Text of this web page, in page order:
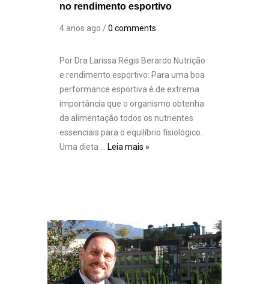
no rendimento esportivo
4 anos ago /0 comments
Por Dra Larissa Régis Berardo Nutrição
e rendimento esportivo: Para uma boa
performance esportiva é de extrema
importância que o organismo obtenha
da alimentação todos os nutrientes
essenciais para o equilíbrio fisiológico.
Uma dieta …
Leia mais »